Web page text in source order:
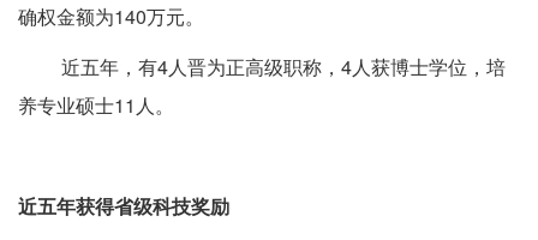
确权金额为140万元。
近五年，有4人晋为正高级职称，4人获博士学位，培
养专业硕士11人。
近五年获得省级科技奖励